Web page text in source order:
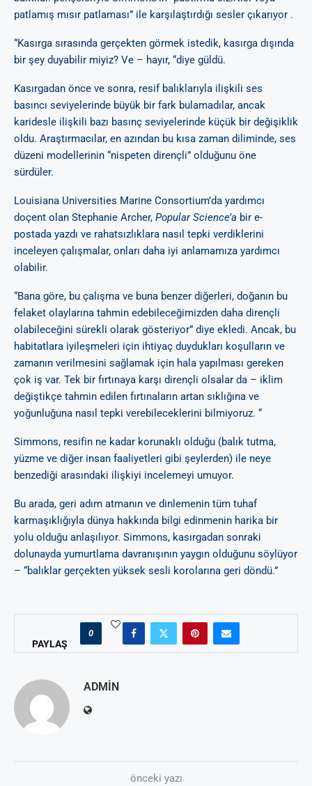
patlamış mısır patlaması” ile karşılaştırdığı sesler çıkarıyor .
“Kasırga sırasında gerçekten görmek istedik, kasırga dışında
bir şey duyabilir miyiz? Ve – hayır, “diye güldü.
Kasırgadan önce ve sonra, resif balıklarıyla ilişkili ses
basıncı seviyelerinde büyük bir fark bulamadılar, ancak
karidesle ilişkili bazı basınç seviyelerinde küçük bir değişiklik
oldu. Araştırmacılar, en azından bu kısa zaman diliminde, ses
düzeni modellerinin “nispeten dirençli” olduğunu öne
sürdüler.
Louisiana Universities Marine Consortium’da yardımcı
doçent olan Stephanie Archer, Popular Science’a bir e-
postada yazdı ve rahatsızlıklara nasıl tepki verdiklerini
inceleyen çalışmalar, onları daha iyi anlamamıza yardımcı
olabilir.
“Bana göre, bu çalışma ve buna benzer diğerleri, doğanın bu
felaket olaylarına tahmin edebileceğimizden daha dirençli
olabileceğini sürekli olarak gösteriyor” diye ekledi. Ancak, bu
habitatlara iyileşmeleri için ihtiyaç duydukları koşulların ve
zamanın verilmesini sağlamak için hala yapılması gereken
çok iş var. Tek bir fırtınaya karşı dirençli olsalar da – iklim
değiştikçe tahmin edilen fırtınaların artan sıklığına ve
yoğunluğuna nasıl tepki verebileceklerini bilmiyoruz. “
Simmons, resifin ne kadar korunaklı olduğu (balık tutma,
yüzme ve diğer insan faaliyetleri gibi şeylerden) ile neye
benzediği arasındaki ilişkiyi incelemeyi umuyor.
Bu arada, geri adım atmanın ve dinlemenin tüm tuhaf
karmaşıklığıyla dünya hakkında bilgi edinmenin harika bir
yolu olduğu anlaşılıyor. Simmons, kasırgadan sonraki
dolunayda yumurtlama davranışının yaygın olduğunu söylüyor
– “balıklar gerçekten yüksek sesli korolarına geri döndü.”
PAYLAŞ
0
ADMIN
önceki yazı